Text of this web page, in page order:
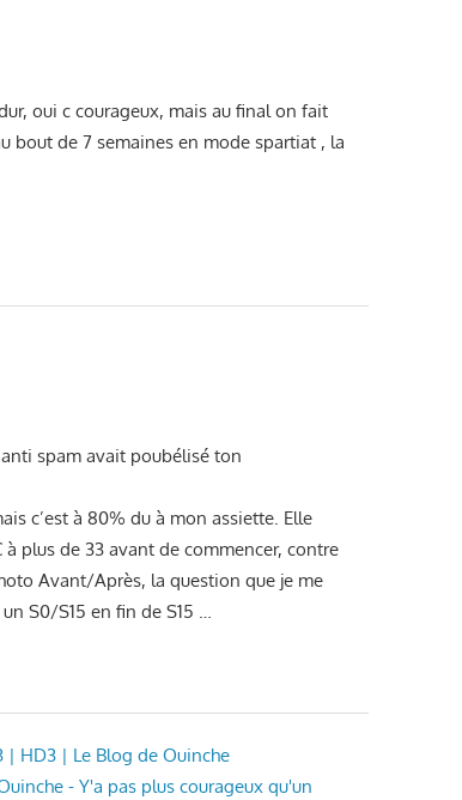
oui c courageux, mais au final on fait
bout de 7 semaines en mode spartiat , la
spam avait poubélisé ton
c’est à 80% du à mon assiette. Elle
plus de 33 avant de commencer, contre
Avant/Après, la question que je me
S0/S15 en fin de S15 …
| HD3 | Le Blog de Ouinche
- Y'a pas plus courageux qu'un